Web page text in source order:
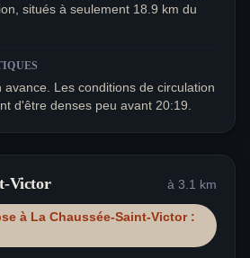
situés à seulement 18.9 km du
avance. Les conditions de circulation
d'être denses peu avant 20:19.
Victor à 3.1 km
à La Chaussée-Saint-Victor: